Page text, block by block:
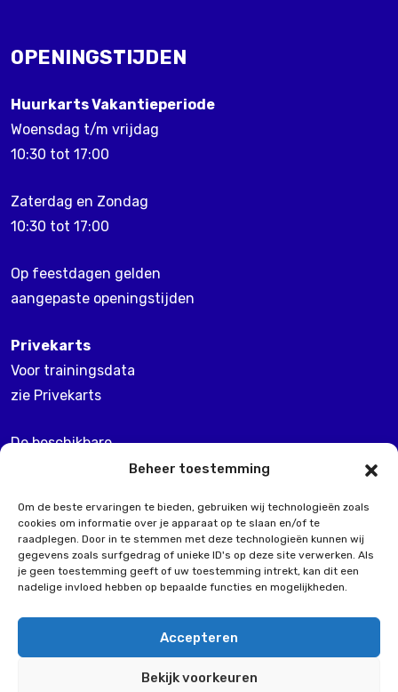
Beheer toestemming
Om de beste ervaringen te bieden, gebruiken wij technologieën zoals
cookies om informatie over je apparaat op te slaan en/of te
raadplegen. Door in te stemmen met deze technologieën kunnen wij
gegevens zoals surfgedrag of unieke ID's op deze site verwerken. Als
je geen toestemming geeft of uw toestemming intrekt, kan dit een
nadelige invloed hebben op bepaalde functies en mogelijkheden.
Accepteren
Bekijk voorkeuren
OPENINGSTIJDEN
Huurkarts Vakantieperiode
Woensdag t/m vrijdag
10:30 tot 17:00
Zaterdag en Zondag
10:30 tot 17:00
Op feestdagen gelden
aangepaste openingstijden
Privekarts
Voor trainingsdata
zie Privekarts
De beschikbare
dagen kunnen wisselen
Arrangementen
Op aanvraag
Ook mogelijk buiten
Gemaakt door Crossmedia House